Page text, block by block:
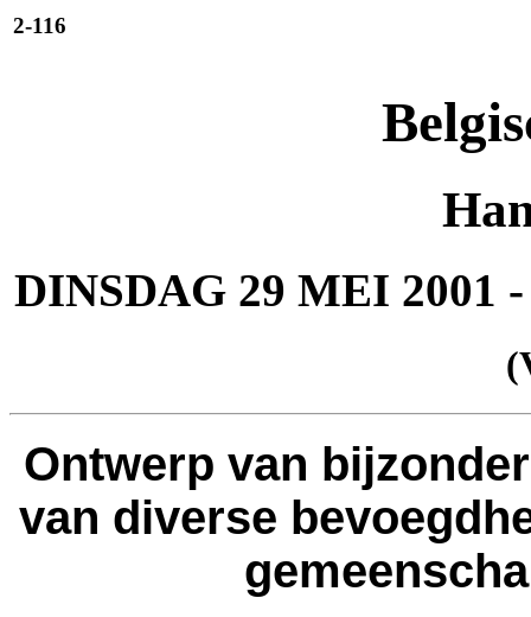
2-116
DINSDAG 29 MEI 2001
Ontwerp van
van diverse